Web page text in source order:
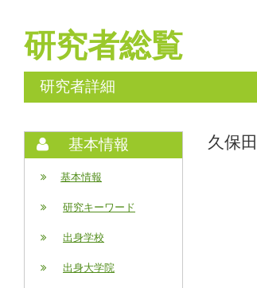
研究者総覧
研究者詳細
基本情報
基本情報
研究キーワード
出身学校
出身大学院
久保